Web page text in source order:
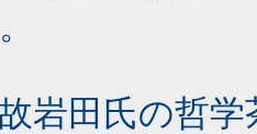
岩田氏の哲